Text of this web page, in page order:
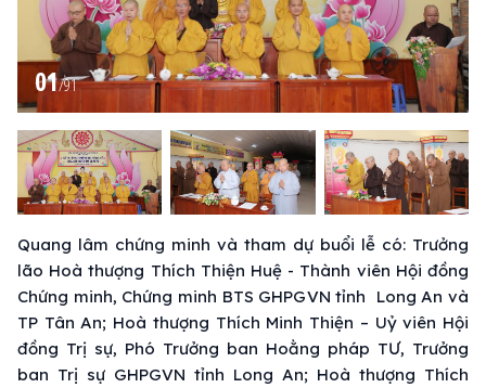
01/91
Quang lâm chứng minh và tham dự buổi lễ có: Trưởng
lão Hoà thượng Thích Thiện Huệ - Thành viên Hội đồng
Chứng minh, Chứng minh BTS GHPGVN tỉnh Long An và
TP Tân An; Hoà thượng Thích Minh Thiện – Uỷ viên Hội
đồng Trị sự, Phó Trưởng ban Hoằng pháp TƯ, Trưởng
ban Trị sự GHPGVN tỉnh Long An; Hoà thượng Thích